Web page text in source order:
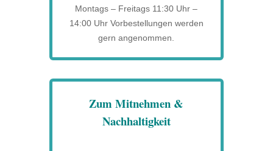
Montags – Freitags 11:30 Uhr –
14:00 Uhr Vorbestellungen werden
gern angenommen.
Zum Mitnehmen &
Nachhaltigkeit